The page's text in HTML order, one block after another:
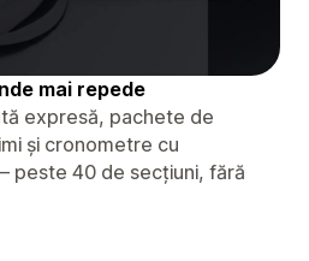
mai repede
expresă, pachete de
și cronometre cu
peste 40 de secțiuni, fără